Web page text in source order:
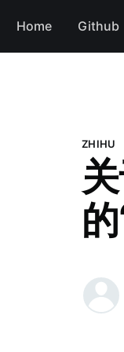
Home Github
ZHIHU